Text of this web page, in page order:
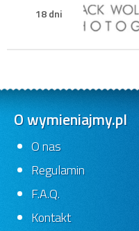
18 dni
O wymieniajmy.pl
O nas
Regulamin
F.A.Q.
Kontakt